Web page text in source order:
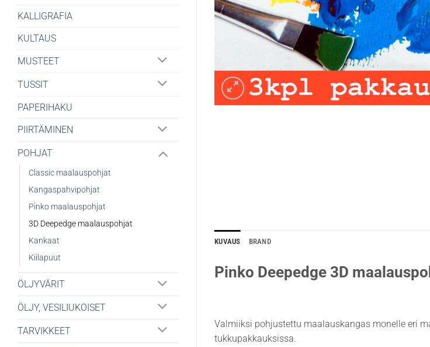
KALLIGRAFIA
KULTAUS
MUSTEET
TUSSIT
PAPERIHAKU
PIIRTÄMINEN
POHJAT
Classic maalauspohjat
Kangaspahvipohjat
Pinko maalauspohjat
3D Deepedge maalauspohjat
Kankaat
Kiilapuut
ÖLJYVÄRIT
ÖLJY, VESILIUKOISET
TARVIKKEET
KUVAUS BRAND
Pinko Deepedge 3D
Valmiiksi pohjustettu maalauskangas monelle eri
tukkupakkauksissa.